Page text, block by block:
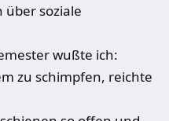
über soziale
wußte ich:
zu schimpfen, reichte